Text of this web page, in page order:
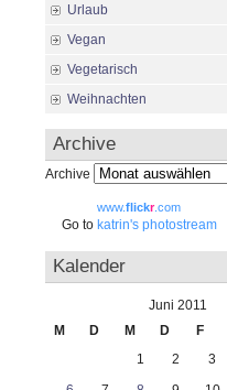
Urlaub
Vegan
Vegetarisch
Weihnachten
Archive
Archive
www.flickr.com
Go to katrin's photostream
Kalender
Juni 2011
M
D M D F
1 2 3